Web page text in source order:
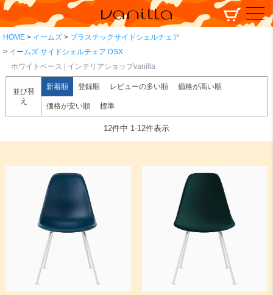
HOME イームズ
プラスチックサイドシェルチェア
イームズ サイドシェルチェア DSX
ホワイトベース | インテリアショップvanilla
並び替
え
新着順 登録順 レビューの多い順 価格が高い順
価格が安い順 標準
12件中 1-12件表示